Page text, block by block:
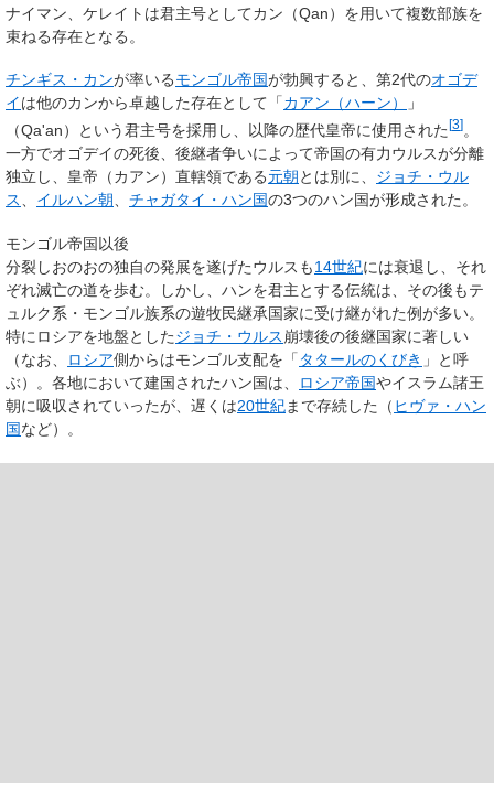
ナイマン、ケレイトは君主号としてカン（Qan）を用いて複数部族を
束ねる存在となる。
チンギス・カンが率いるモンゴル帝国が勃興すると、第2代のオゴデ
イは他のカンから卓越した存在として「カアン（ハーン）
」
（Qa'an）という君主号を採用し、以降の歴代皇帝に使用された [3] 。
一方でオゴデイの死後、後継者争いによって帝国の有力ウルスが分離
独立し、皇帝（カアン）直轄領である元朝とは別に、 ジョチ・ウル
ス
イルハン朝 チャガタイ・ハン国の3つのハン国が形成された。
モンゴル帝国以後
分裂しおのおの独自の発展を遂げたウルスも14世紀には衰退し、それ
ぞれ滅亡の道を歩む。しかし、ハンを君主とする伝統は、その後もテ
ュルク系・モンゴル族系の遊牧民継承国家に受け継がれた例が多い。
特にロシアを地盤としたジョチ・ウルス 崩壊後の後継国家に著しい
（なお、
ロシア側からはモンゴル支配を「 タタールのくびき 」と呼
ぶ）。各地において建国されたハン国は、
ロシア帝国やイスラム諸王
朝に吸収されていったが、遅くは20世紀まで存続した（ ヒヴァ・ハン
国など）。